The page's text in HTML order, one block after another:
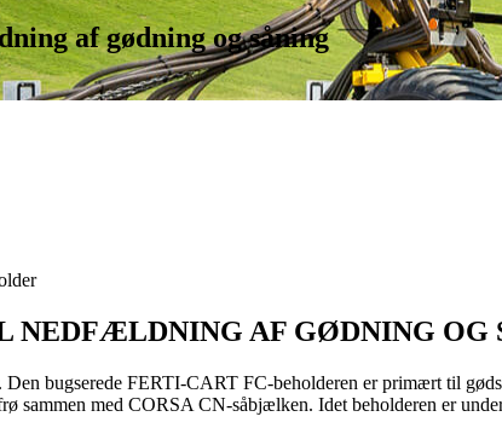
af gødning og såning
NEDFÆLDNING AF GØDNING OG
bugserede FERTI-CART FC-beholderen er primært til
med CORSA CN-såbjælken. Idet beholderen er